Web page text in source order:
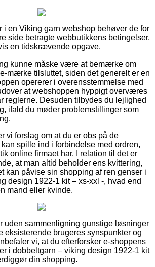
i en Viking garn webshop behøver de for
side betragte webbutikkens betingelser,
en tidskrævende opgave.
kunne måske være at bemærke om
mærke tilsluttet, siden det generelt er en
opererer i overensstemmelse med
at webshoppen hyppigt overværes
reglerne. Desuden tilbydes du lejlighed
ifald du møder problemstillinger som
vi forslag om at du er obs på de
spille ind i forbindelse med ordren,
online firmaet har. I relation til det er
at man altid beholder ens kvittering,
kan påvise sin shopping af ren genser i
design 1922-1 kit – xs-xxl -, hvad end
mand eller kvinde.
uden sammenligning gunstige løsninger
eksisterende brugeres synspunkter og
vi, at du efterforsker e-shoppens
i dobbeltgarn – viking design 1922-1 kit
din shopping.